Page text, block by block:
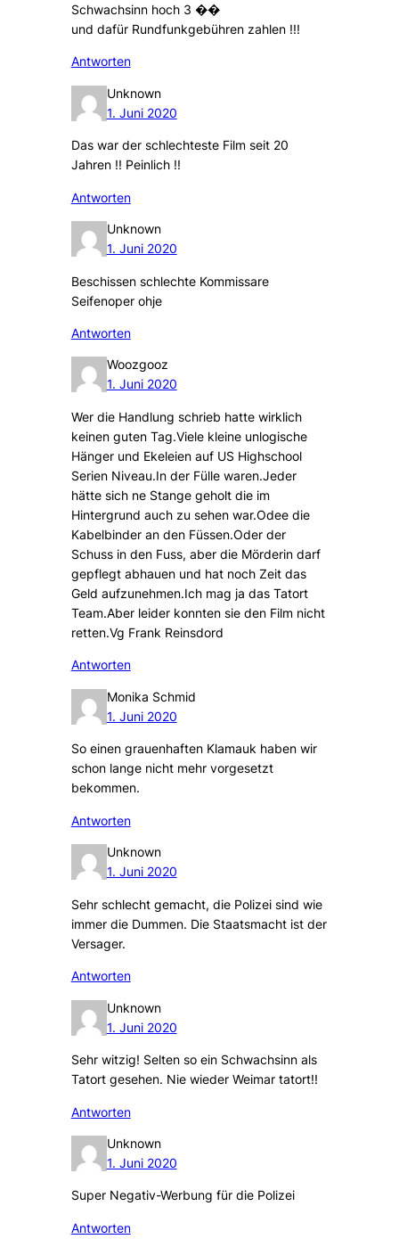
Schwachsinn hoch 3 ��
und dafür Rundfunkgebühren zahlen !!!
Antworten
Unknown
1. Juni 2020
Das war der schlechteste Film seit 20
Jahren !! Peinlich !!
Antworten
Unknown
1. Juni 2020
Beschissen schlechte Kommissare
Seifenoper ohje
Antworten
Woozgooz
1. Juni 2020
Wer die Handlung schrieb hatte wirklich
keinen guten Tag.Viele kleine unlogische
Hänger und Ekeleien auf US Highschool
Serien Niveau.In der Fülle waren.Jeder
hätte sich ne Stange geholt die im
Hintergrund auch zu sehen war.Odee die
Kabelbinder an den Füssen.Oder der
Schuss in den Fuss, aber die Mörderin darf
gepflegt abhauen und hat noch Zeit das
Geld aufzunehmen.Ich mag ja das Tatort
Team.Aber leider konnten sie den Film nicht
retten.Vg Frank Reinsdord
Antworten
Monika Schmid
1. Juni 2020
So einen grauenhaften Klamauk haben wir
schon lange nicht mehr vorgesetzt
bekommen.
Antworten
Unknown
1. Juni 2020
Sehr schlecht gemacht, die Polizei sind wie
immer die Dummen. Die Staatsmacht ist der
Versager.
Antworten
Unknown
1. Juni 2020
Sehr witzig! Selten so ein Schwachsinn als
Tatort gesehen. Nie wieder Weimar tatort!!
Antworten
Unknown
1. Juni 2020
Super Negativ-Werbung für die Polizei
Antworten